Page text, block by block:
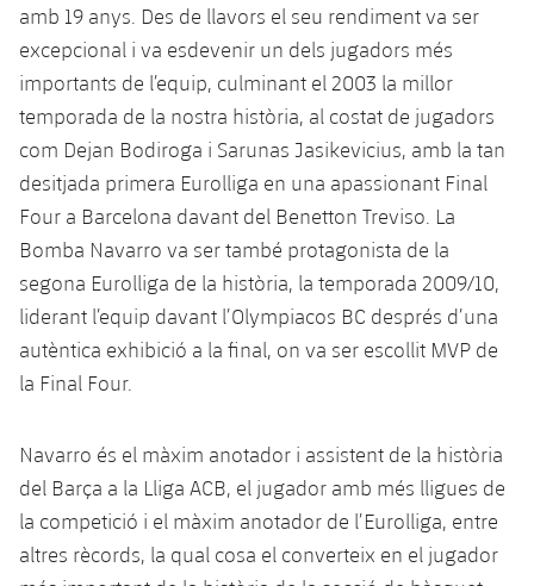
plusicon
més
Instal·lacions
Spotify Camp Nou
Palau Blaugrana
Estadi Johan Cruyff
Barça Cafe
La Masia
plusicon
més
Serveis Mèdics
Accessibilitat
plusicon
més
Acreditacions
Instal·lacions
SUB12
SUB11 A
SUB11 B
SUB10 A
SUB10 B
SUB9 A
SUB8 A
SUB8 B
SUB13 B
SUB12 C
SUB11 C
Entrades
Gameday Shows
Resultats
Classificacions
Jugadors
Fotos
Història
Barça Atlètic
Junior
Cadet A
Cadet B
Infantil B
Mini
PLUSICON
MÉS
Primer Equip
plusicon
més
Actualitat
Calendari
Entrades
Resultats
Classificació
Jugadors
Fotos
Barça Atlètic
plusicon
més
Actualitat
Calendari
Resultats
Jugadors
Fotos
Base
plusicon
més
Actualitat
Juvenil
Cadet B
Infantil A
PLUSICON
MÉS
Primer equip
Calendari
Actualitat
Calendari
Base
plusicon
més
Actualitat
Campus Verano
amb 19 anys. Des de llavors el seu rendiment va ser
excepcional i va esdevenir un dels jugadors més
importants de l’equip, culminant el 2003 la millor
temporada de la nostra història, al costat de jugadors
com Dejan Bodiroga i Sarunas Jasikevicius, amb la tan
desitjada primera Eurolliga en una apassionant Final
Four a Barcelona davant del Benetton Treviso. La
Bomba Navarro va ser també protagonista de la
segona Eurolliga de la història, la temporada 2009/10,
liderant l’equip davant l’Olympiacos BC després d’una
autèntica exhibició a la final, on va ser escollit MVP de
la Final Four.
Navarro és el màxim anotador i assistent de la història
del Barça a la Lliga ACB, el jugador amb més lligues de
la competició i el màxim anotador de l’Eurolliga, entre
altres rècords, la qual cosa el converteix en el jugador